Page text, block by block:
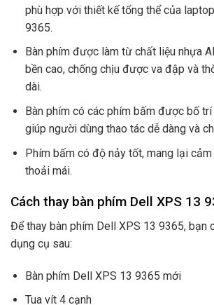
phù hợp với thiết kế tổng thể của
9365.
Bàn phím được làm từ chất liệu nhựa
bền cao, chống chịu được va đập và
dài.
Bàn phím có các phím bấm được bố trí
giúp người dùng thao tác dễ dàng và
Phím bấm có độ nảy tốt, mang lại
thoải mái.
Cách thay bàn phím Dell XPS 13
Để thay bàn phím Dell XPS 13 9365, bạn
dụng cụ sau:
Bàn phím Dell XPS 13 9365 mới
Tua vít 4 cạnh